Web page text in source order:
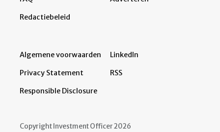
Redactiebeleid
Algemene voorwaarden
Privacy Statement
Responsible Disclosure
LinkedIn
RSS
Copyright Investment Officer 2026